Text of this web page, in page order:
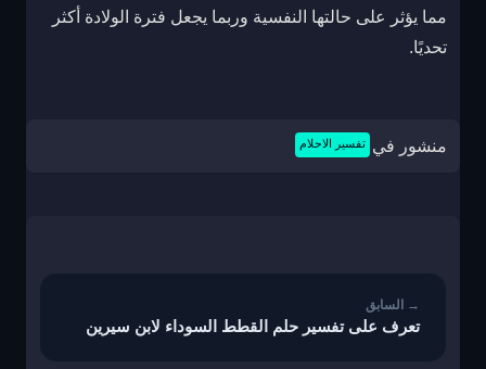
مما يؤثر على حالتها النفسية وربما يجعل فترة الولادة أكثر
تحديًا.
منشور في تفسير الاحلام
تعرف على تفسير حلم القطط السوداء لابن سيرين